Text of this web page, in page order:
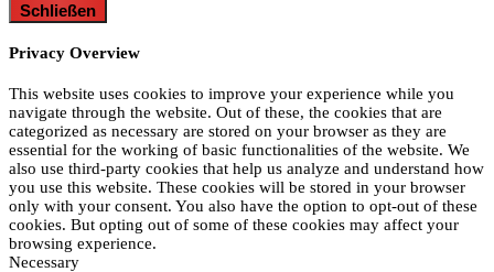
Schließen
Privacy Overview
This website uses cookies to improve your experience while you
navigate through the website. Out of these, the cookies that are
categorized as necessary are stored on your browser as they are
essential for the working of basic functionalities of the website. We
also use third-party cookies that help us analyze and understand how
you use this website. These cookies will be stored in your browser
only with your consent. You also have the option to opt-out of these
cookies. But opting out of some of these cookies may affect your
browsing experience.
Necessary